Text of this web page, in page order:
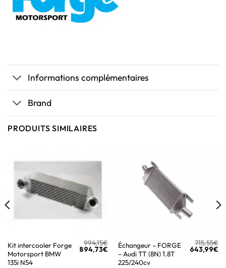
Informations complémentaires
Brand
PRODUITS SIMILAIRES
Kit intercooler Forge
Motorsport BMW
135i N54
994,15€
894,73€
Échangeur – FORGE
– Audi TT (8N) 1.8T
225/240cv
715,55€
643,99€